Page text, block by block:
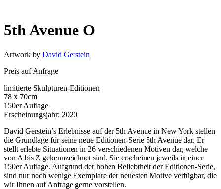
5th Avenue O
Artwork by David Gerstein
Preis auf Anfrage
limitierte Skulpturen-Editionen
78 x 70cm
150er Auflage
Erscheinungsjahr: 2020
David Gerstein’s Erlebnisse auf der 5th Avenue in New York stellen
die Grundlage für seine neue Editionen-Serie 5th Avenue dar. Er
stellt erlebte Situationen in 26 verschiedenen Motiven dar, welche
von A bis Z gekennzeichnet sind. Sie erscheinen jeweils in einer
150er Auflage. Aufgrund der hohen Beliebtheit der Editionen-Serie,
sind nur noch wenige Exemplare der neuesten Motive verfügbar, die
wir Ihnen auf Anfrage gerne vorstellen.